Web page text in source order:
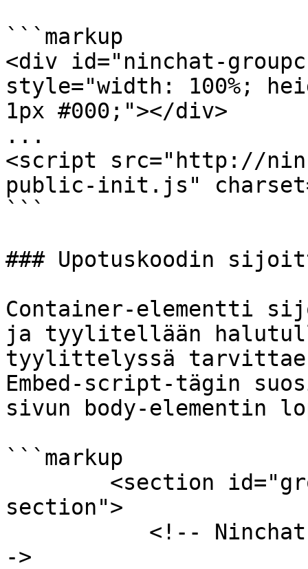
```markup
<div id="ninchat-
style="width: 100%;
1px #000;"></div>
...
<script src="http://
public-init.js"
```
### Upotuskoodin
Container-elementti
ja tyylitellään
tyylittelyssä
Embed-script-tägin
sivun body-elementin
```markup
section">
->